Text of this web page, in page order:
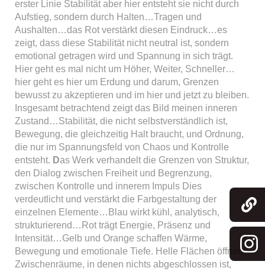
erster Linie Stabilität aber hier entsteht sie nicht durch
Aufstieg, sondern durch Halten…Tragen und
Aushalten…das Rot verstärkt diesen Eindruck…es
zeigt, dass diese Stabilität nicht neutral ist, sondern
emotional getragen wird und Spannung in sich trägt.
Hier geht es mal nicht um Höher, Weiter, Schneller…
hier geht es hier um Erdung und darum, Grenzen
bewusst zu akzeptieren und im hier und jetzt zu bleiben.
Insgesamt betrachtend zeigt das Bild meinen inneren
Zustand…Stabilität, die nicht selbstverständlich ist,
Bewegung, die gleichzeitig Halt braucht, und Ordnung,
die nur im Spannungsfeld von Chaos und Kontrolle
entsteht. Das Werk verhandelt die Grenzen von Struktur,
den Dialog zwischen Freiheit und Begrenzung,
zwischen Kontrolle und innerem Impuls Dies
verdeutlicht und verstärkt die Farbgestaltung der
einzelnen Elemente…Blau wirkt kühl, analytisch,
strukturierend…Rot trägt Energie, Präsenz und
Intensität…Gelb und Orange schaffen Wärme,
Bewegung und emotionale Tiefe. Helle Flächen öffnen
Zwischenräume, in denen nichts abgeschlossen ist,